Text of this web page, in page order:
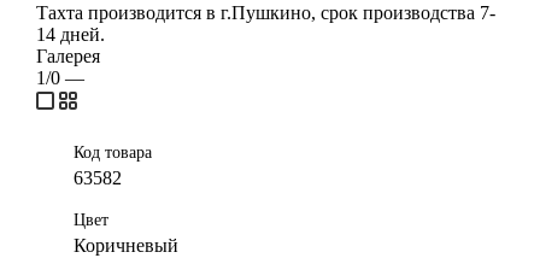
Тахта производится в г.Пушкино, срок производства 7-
14 дней.
Галерея
1/0 —
Код товара
63582
Цвет
Коричневый